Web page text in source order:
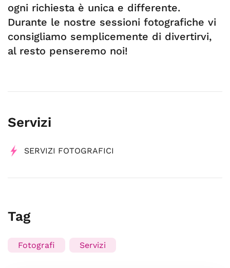
ogni richiesta è unica e differente.
Durante le nostre sessioni fotografiche vi
consigliamo semplicemente di divertirvi,
al resto penseremo noi!
Servizi
SERVIZI FOTOGRAFICI
Tag
Fotografi Servizi